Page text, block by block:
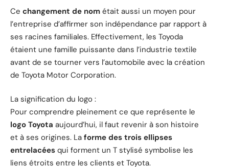
Ce changement de nom était aussi un moyen pour
l’entreprise d’affirmer son indépendance par rapport à
ses racines familiales. Effectivement, les Toyoda
étaient une famille puissante dans l’industrie textile
avant de se tourner vers l’automobile avec la création
de Toyota Motor Corporation.
La signification du logo :
Pour comprendre pleinement ce que représente le
logo Toyota aujourd’hui, il faut revenir à son histoire
et à ses origines. La forme des trois ellipses
entrelacées qui forment un T stylisé symbolise les
liens étroits entre les clients et Toyota.